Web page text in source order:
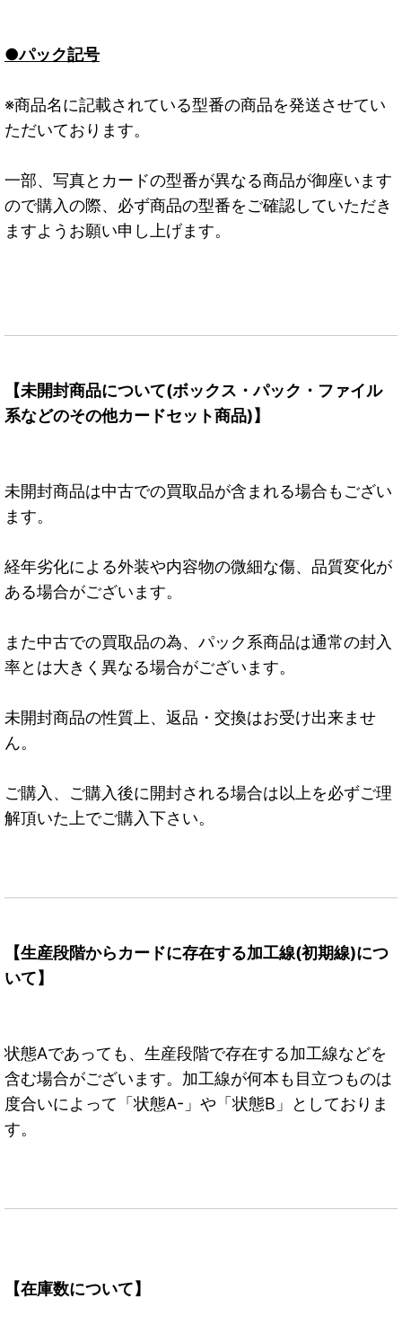
●パック記号
※商品名に記載されている型番の商品を発送させてい
ただいております。
一部、写真とカードの型番が異なる商品が御座います
ので購入の際、必ず商品の型番をご確認していただき
ますようお願い申し上げます。
【未開封商品について(ボックス・パック・ファイル
系などのその他カードセット商品)】
未開封商品は中古での買取品が含まれる場合もござい
ます。
経年劣化による外装や内容物の微細な傷、品質変化が
ある場合がございます。
また中古での買取品の為、パック系商品は通常の封入
率とは大きく異なる場合がございます。
未開封商品の性質上、返品・交換はお受け出来ませ
ん。
ご購入、ご購入後に開封される場合は以上を必ずご理
解頂いた上でご購入下さい。
【生産段階からカードに存在する加工線(初期線)につ
いて】
状態Aであっても、生産段階で存在する加工線などを
含む場合がございます。加工線が何本も目立つものは
度合いによって「状態A-」や「状態B」としておりま
す。
【在庫数について】